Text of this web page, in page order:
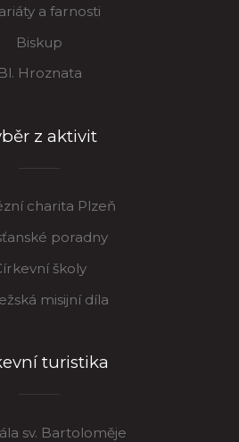
a farnosti
Biskup
Bl. Hroznata
z aktivit
charita Plzeň
poradny
školy
misijní díla
turistika
sv. Bartoloměje